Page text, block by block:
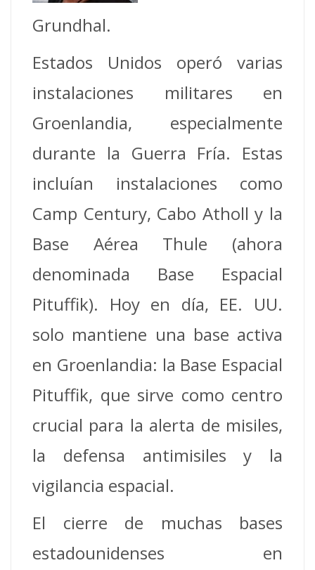
Grundhal.
Estados Unidos operó varias
instalaciones militares en
Groenlandia, especialmente
durante la Guerra Fría. Estas
incluían instalaciones como
Camp Century, Cabo Atholl y la
Base Aérea Thule (ahora
denominada Base Espacial
Pituffik). Hoy en día, EE. UU.
solo mantiene una base activa
en Groenlandia: la Base Espacial
Pituffik, que sirve como centro
crucial para la alerta de misiles,
la defensa antimisiles y la
vigilancia espacial.
El cierre de muchas bases
estadounidenses en